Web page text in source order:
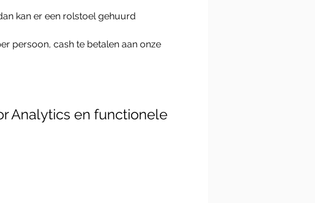
kan er een rolstoel gehuurd
persoon, cash te betalen aan onze
Analytics en functionele